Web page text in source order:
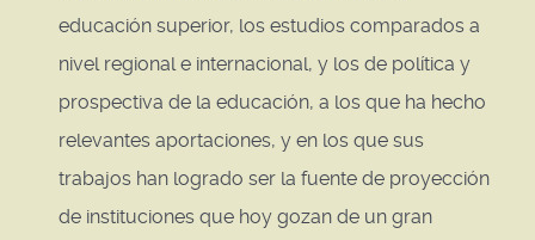
educación superior, los estudios comparados a
nivel regional e internacional, y los de política y
prospectiva de la educación, a los que ha hecho
relevantes aportaciones, y en los que sus
trabajos han logrado ser la fuente de proyección
de instituciones que hoy gozan de un gran